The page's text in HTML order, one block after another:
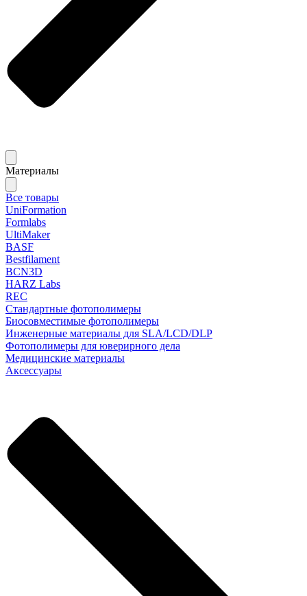
Материалы
Все товары
UniFormation
Formlabs
UltiMaker
BASF
Bestfilament
BCN3D
HARZ Labs
REC
Стандартные фотополимеры
Биосовместимые фотополимеры
Инженерные материалы для SLA/LCD/DLP
Фотополимеры для юверирного дела
Медицинские материалы
Аксессуары